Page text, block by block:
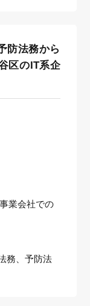
防法務から
区のIT系企
業会社での
務、予防法